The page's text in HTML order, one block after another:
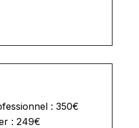
: 350€
: 249€